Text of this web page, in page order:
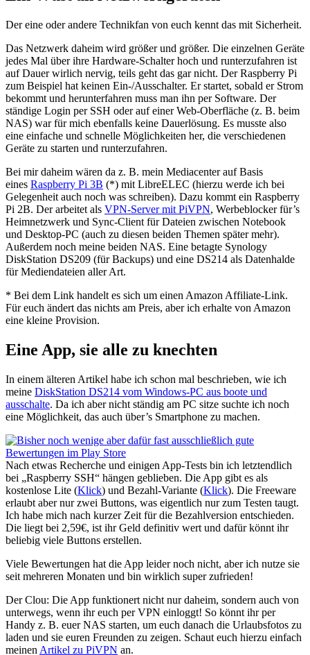
Der eine oder andere Technikfan von euch kennt das mit Sicherheit.
Das Netzwerk daheim wird größer und größer. Die einzelnen Geräte
jedes Mal über ihre Hardware-Schalter hoch und runterzufahren ist
auf Dauer wirlich nervig, teils geht das gar nicht. Der Raspberry Pi
zum Beispiel hat keinen Ein-/Ausschalter. Er startet, sobald er Strom
bekommt und herunterfahren muss man ihn per Software. Der
ständige Login per SSH oder auf einer Web-Oberfläche (z. B. beim
NAS) war für mich ebenfalls keine Dauerlösung. Es musste also
eine einfache und schnelle Möglichkeiten her, die verschiedenen
Geräte zu starten und runterzufahren.
Bei mir daheim wären da z. B. mein Mediacenter auf Basis
eines Raspberry Pi 3B (*) mit LibreELEC (hierzu werde ich bei
Gelegenheit auch noch was schreiben). Dazu kommt ein Raspberry
Pi 2B. Der arbeitet als VPN-Server mit PiVPN, Werbeblocker für’s
Heimnetzwerk und Sync-Client für Dateien zwischen Notebook
und Desktop-PC (auch zu diesen beiden Themen später mehr).
Außerdem noch meine beiden NAS. Eine betagte Synology
DiskStation DS209 (für Backups) und eine DS214 als Datenhalde
für Mediendateien aller Art.
* Bei dem Link handelt es sich um einen Amazon Affiliate-Link.
Für euch ändert das nichts am Preis, aber ich erhalte von Amazon
eine kleine Provision.
Eine App, sie alle zu knechten
In einem älteren Artikel habe ich schon mal beschrieben, wie ich
meine DiskStation DS214 vom Windows-PC aus boote und
ausschalte. Da ich aber nicht ständig am PC sitze suchte ich noch
eine Möglichkeit, das auch über’s Smartphone zu machen.
Nach etwas Recherche und einigen App-Tests bin ich letztendlich
bei „Raspberry SSH“ hängen geblieben. Die App gibt es als
kostenlose Lite (Klick) und Bezahl-Variante (Klick). Die Freeware
erlaubt aber nur zwei Buttons, was eigentlich nur zum Testen taugt.
Ich habe mich nach kurzer Zeit für die Bezahlversion entschieden.
Die liegt bei 2,59€, ist ihr Geld definitiv wert und dafür könnt ihr
beliebig viele Buttons erstellen.
Viele Bewertungen hat die App leider noch nicht, aber ich nutze sie
seit mehreren Monaten und bin wirklich super zufrieden!
Der Clou: Die App funktionert nicht nur daheim, sondern auch von
unterwegs, wenn ihr euch per VPN einloggt! So könnt ihr per
Handy z. B. euer NAS starten, um euch danach die Urlaubsfotos zu
laden und sie euren Freunden zu zeigen. Schaut euch hierzu einfach
meinen Artikel zu PiVPN an.